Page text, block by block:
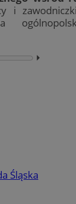
i
⏵︎
Śląska